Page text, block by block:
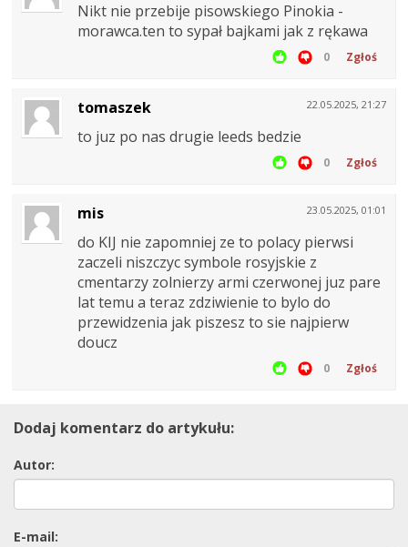
Nikt nie przebije pisowskiego Pinokia -
morawca.ten to sypał bajkami jak z rękawa
0 Zgłoś
22.05.2025, 21:27
tomaszek
to juz po nas drugie leeds bedzie
0 Zgłoś
23.05.2025, 01:01
mis
do KIJ nie zapomniej ze to polacy pierwsi
zaczeli niszczyc symbole rosyjskie z
cmentarzy zolnierzy armi czerwonej juz pare
lat temu a teraz zdziwienie to bylo do
przewidzenia jak piszesz to sie najpierw
doucz
0 Zgłoś
Dodaj komentarz do artykułu:
Autor:
E-mail: